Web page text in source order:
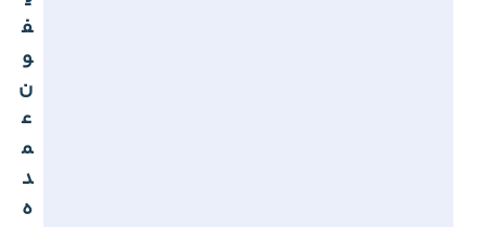
ف
و
ن
ع
م
د
ه